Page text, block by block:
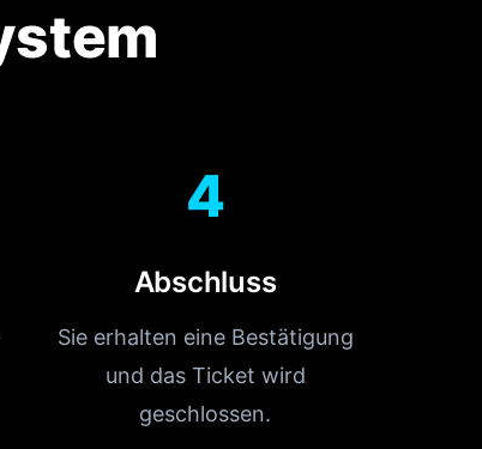
4
Abschluss
Sie erhalten eine Bestätigung
und das Ticket wird
geschlossen.